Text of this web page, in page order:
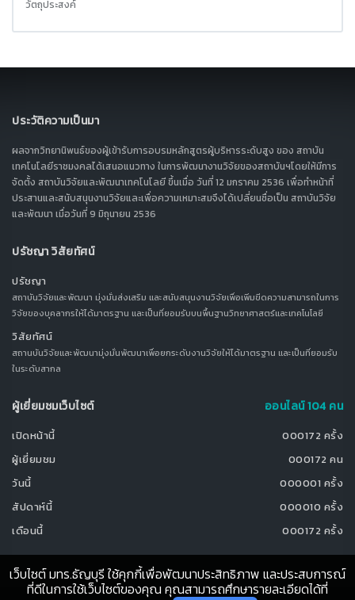
วัตถุประสงค์
ประวัติความเป็นมา
ผลจากวิทยานิพนธ์ของผู้เข้ารับการอบรมหลักสูตรผู้บริหารระดับสูง ของ สถาบัน
เทคโนโลยีราชมงคลได้เสนอแนวทาง ในการพัฒนางานวิจัยของสถาบันฯโดยให้มีการ
จัดตั้ง สถาบันวิจัยและพัฒนาเทคโนโลยี ขึ้นเมื่อ วันที่ 12 มกราคม 2536 เพื่อทำหน้าที่
ประสานและสนับสนุนงานวิจัยและเพื่อความเหมาะสมจึงได้เปลี่ยนชื่อเป็น สถาบันวิจัย
และพัฒนา เมื่อวันที่ 9 มิถุนายน 2536
ปรัชญา วิสัยทัศน์
ปรัชญา
สถาบันวิจัยและพัฒนา มุ่งมั่นส่งเสริม และสนับสนุนงานวิจัยเพื่อเพิ่มขีดความสามารถในการ
วิจัยของบุคลากรให้ได้มาตรฐาน และเป็นที่ยอมรับบนพื้นฐานวิทยาศาสตร์และเทคโนโลยี
วิสัยทัศน์
สถานบันวิจัยและพัฒนามุ่งมั่นพัฒนาเพื่อยกระดับงานวิจัยให้ได้มาตรฐาน และเป็นที่ยอมรับ
ในระดับสากล
ผู้เยี่ยมชมเว็บไซต์ ออนไลน์ 104 คน
เปิดหน้านี้
000172 ครั้ง
ผู้เยี่ยมชม
000172 คน
วันนี้
000001 ครั้ง
สัปดาห์นี้
000010 ครั้ง
เดือนนี้
000172 ครั้ง
เว็บไซต์ มทร.ธัญบุรี ใช้คุกกี้เพื่อพัฒนาประสิทธิภาพ และประสบการณ์
ที่ดีในการใช้เว็บไซต์ของคุณ คุณสามารถศึกษารายละเอียดได้ที่